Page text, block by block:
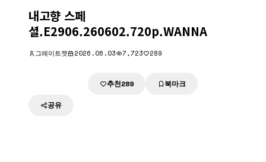
내고향 스페
셜.E2906.260602.720p.WANNA
그레이트캣 2026.06.03 7,723 289
추천289 북마크
공유